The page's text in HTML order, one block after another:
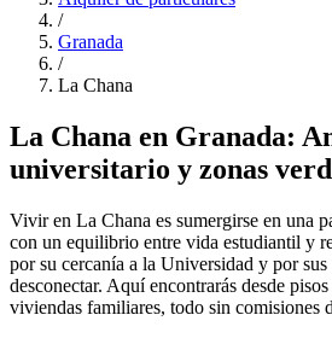
/
Granada
/
La Chana
La Chana en Granada:
universitario y zonas
Vivir en La Chana es sumergirse en una
con un equilibrio entre vida estudiantil y
por su cercanía a la Universidad y por sus
desconectar. Aquí encontrarás desde
viviendas familiares, todo sin comisiones